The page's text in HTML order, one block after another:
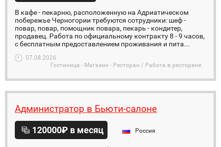
В кафе - пекарню, расположенную на Адриатическом
побережье Черногории требуются сотрудники: шеф -
повар, повар, помощник повара, пекарь - кондитер,
продавец. Работа по официальному контракту 8 - 9 часов,
с бесплатным предоставлением проживания и пита...
07.08.2026
Гостиница - Магазин - Ресторан / Работа в ресторане
Администратор в Бьюти-салоне
120000₽ в месяц Россия